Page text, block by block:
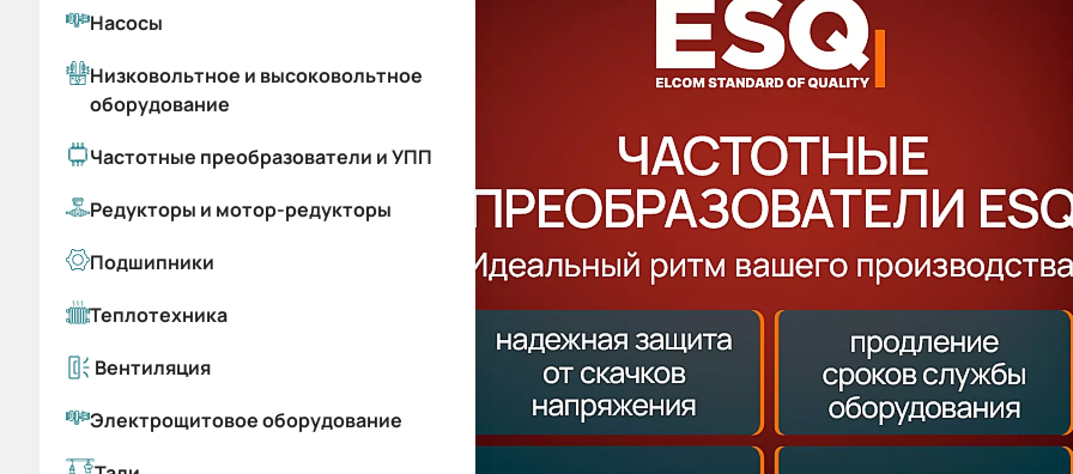
Насосы
Низковольтное и высоковольтное
оборудование
Частотные преобразователи и УПП
Редукторы и мотор-редукторы
Подшипники
Теплотехника
Вентиляция
Электрощитовое оборудование